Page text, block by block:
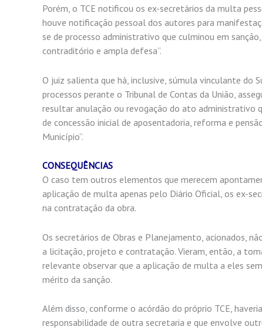
Porém, o TCE notificou os ex-secretários da multa
houve notificação pessoal dos autores para
se de processo administrativo que culminou em
contraditório e ampla defesa”.
O juiz salienta que há, inclusive, súmula vinculante do
processos perante o Tribunal de Contas da União,
resultar anulação ou revogação do ato administrativo
de concessão inicial de aposentadoria, reforma e
Município”.
CONSEQUÊNCIAS
O caso tem outros elementos que merecem
aplicação de multa apenas pelo Diário Oficial, os ex-
na contratação da obra.
Os secretários de Obras e Planejamento, acionados,
a licitação, projeto e contratação. Vieram, então, a
relevante observar que a aplicação de multa a eles
mérito da sanção.
Além disso, conforme o acórdão do próprio TCE,
responsabilidade de outra secretaria e que envolve